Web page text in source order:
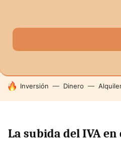
MENÚ
HOY SE HABLA DE
Inversión Dinero
La subida del IVA en